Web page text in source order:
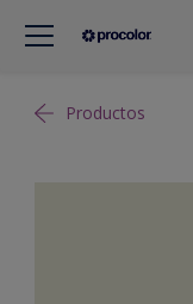
Productos